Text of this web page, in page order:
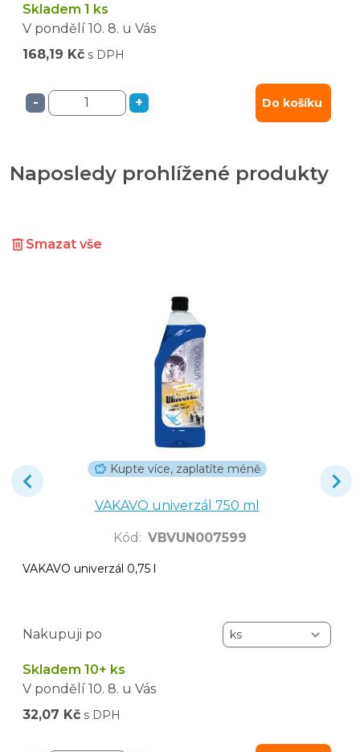
Skladem 1 ks
V pondělí 10. 8. u Vás
168,19 Kč s DPH
- + Do košíku
Naposledy prohlížené produkty
Smazat vše
Kupte více, zaplatíte méně
VAKAVO univerzál 750 ml
Kód : VBVUN007599
VAKAVO univerzál 0,75 l
Nakupuji po
Skladem 10+ ks
V pondělí 10. 8. u Vás
32,07 Kč s DPH